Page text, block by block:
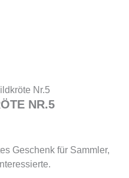
Nr.5
NR.5
Geschenk für Sammler,